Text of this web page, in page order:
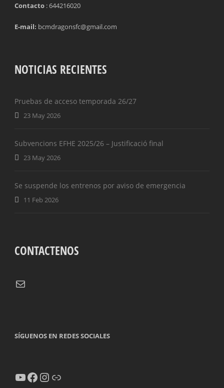
Contacto : 644216020
E-mail: bcmdragonsfc@gmail.com
NOTICIAS RECIENTES
Pruebas de acceso temporada 26/27
23 May 2026
Subvencions EFHE 2025/26 – Justificació final
23 May 2026
Se suspende los entrenos por aviso de emergencia
11 Feb 2026
CONTACTENOS
Correo electrónico
SÍGUENOS EN REDES SOCIALES
YouTube
Facebook
Instagram
Enlace